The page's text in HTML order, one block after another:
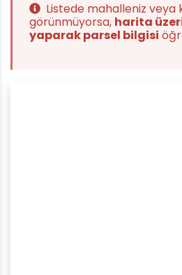
Listede mahalleniz veya
görünmüyorsa, harita
yaparak parsel bilgisi